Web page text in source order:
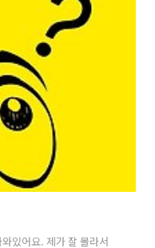
있어요. 제가 잘 몰라서